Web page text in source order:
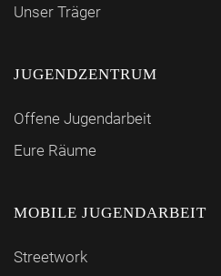
Unser Träger
JUGENDZENTRUM
Offene Jugendarbeit
Eure Räume
MOBILE JUGENDARBEIT
Streetwork